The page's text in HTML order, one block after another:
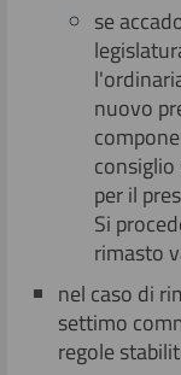
se
nuovo
per il
Si
rimasto
nel caso di
settimo
regole